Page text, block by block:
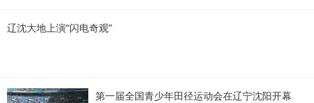
辽沈大地上演“闪电奇观”
第一届全国青少年田径运动会在辽宁沈阳开幕